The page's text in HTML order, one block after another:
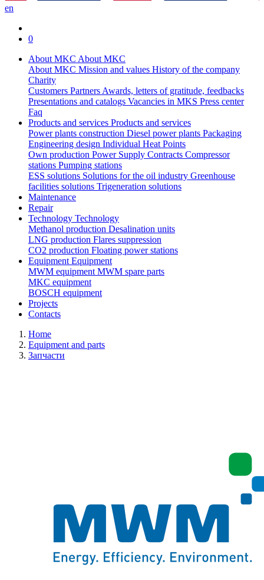
en
0
About MKC About MKC
About MKC Mission and values History of the company
Charity
Customers PartnersAwards, letters of gratitude, feedbacks
Presentations and catalogs Vacancies in MKS Press center
Faq
Products and services Products and services
Power plants construction Diesel power plants Packaging
Engineering design Individual Heat Points
Own production Power Supply Contracts Compressor
stations Pumping stations
ESS solutions Solutions for the oil industry Greenhouse
facilities solutions Trigeneration solutions
Maintenance
Repair
Technology Technology
Methanol production Desalination units
LNG production Flares suppression
СО2 production Floating power stations
EquipmentEquipment
MWM equipmentMWM spare parts
MKC equipment
BOSCH equipment
Projects
Contacts
Home
Equipment and parts
Запчасти